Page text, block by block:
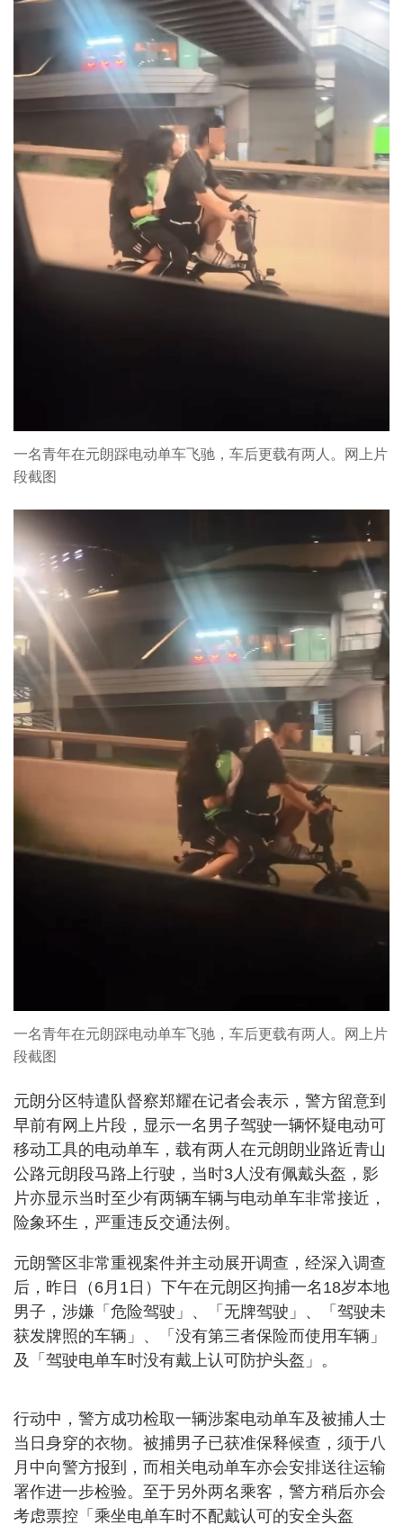
一名青年在元朗踩电动单车飞驰，车后更载有两人。网上片
段截图
一名青年在元朗踩电动单车飞驰，车后更载有两人。网上片
段截图
元朗分区特遣队督察郑耀在记者会表示，警方留意到
早前有网上片段，显示一名男子驾驶一辆怀疑电动可
移动工具的电动单车，载有两人在元朗朗业路近青山
公路元朗段马路上行驶，当时3人没有佩戴头盔，影
片亦显示当时至少有两辆车辆与电动单车非常接近，
险象环生，严重违反交通法例。
元朗警区非常重视案件并主动展开调查，经深入调查
后，昨日（6月1日）下午在元朗区拘捕一名18岁本地
男子，涉嫌「危险驾驶」、「无牌驾驶」、「驾驶未
获发牌照的车辆」、「没有第三者保险而使用车辆」
及「驾驶电单车时没有戴上认可防护头盔」。
行动中，警方成功检取一辆涉案电动单车及被捕人士
当日身穿的衣物。被捕男子已获准保释候查，须于八
月中向警方报到，而相关电动单车亦会安排送往运输
署作进一步检验。至于另外两名乘客，警方稍后亦会
考虑票控「乘坐电单车时不配戴认可的安全头盔